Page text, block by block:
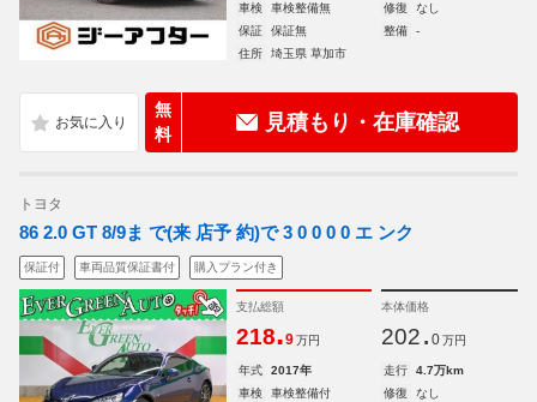
車検
車検整備無 修復
なし
保証
保証無 整備
-
住所
埼玉県 草加市
無
料
見積もり・在庫確認
トヨタ
86 2.0 GT 8/9ま で(来 店予 約)で 3 0 0 0 0 エ ンク
保証付 車両品質保証書付 購入プラン付き
支払総額
218.9 万円
本体価格
202. 0 万円
年式 2017年 走行
4.7万km
車検
車検整備付 修復
なし